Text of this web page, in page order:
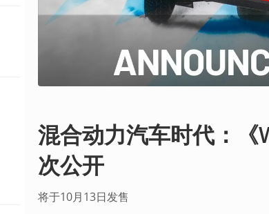
混合动力汽车时代：
次公开
将于10月13日发售